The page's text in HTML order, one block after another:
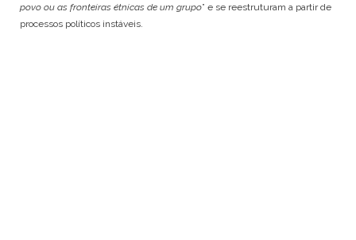
povo ou as fronteiras étnicas de um grupo” e se reestruturam a partir de
processos políticos instáveis.